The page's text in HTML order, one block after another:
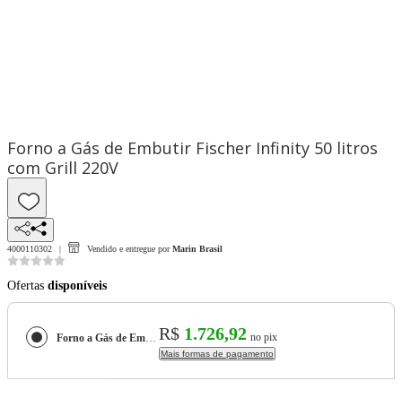
Forno a Gás de Embutir Fischer Infinity 50 litros
com Grill 220V
4000110302 Vendido e entregue por Marin Brasil
Ofertas disponíveis
Forno a Gás de Embutir Fischer Infinity 50 litros com Grill 220V R$ 1.726,92 no pix
Mais formas de pagamento